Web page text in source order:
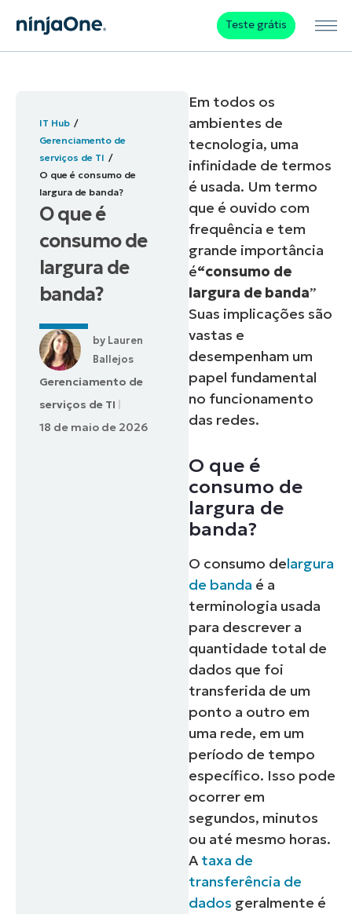
Teste grátis
IT Hub
Gerenciamento de
serviços de TI
O que é consumo de
largura de banda?
O que é
consumo de
largura de
banda?
byLauren
Ballejos
Gerenciamento de
serviços de TI
18 de maio de 2026
Em todos os
ambientes de
tecnologia, uma
infinidade de termos
é usada. Um termo
que é ouvido com
frequência e tem
grande importância
é“consumo de
largura de banda”
Suas implicações são
vastas e
desempenham um
papel fundamental
no funcionamento
das redes.
O que é
consumo de
largura de
banda?
O consumo delargura
de banda é a
terminologia usada
para descrever a
quantidade total de
dados que foi
transferida de um
ponto a outro em
uma rede, em um
período de tempo
específico. Isso pode
ocorrer em
segundos, minutos
ou até mesmo horas.
A taxa de
transferência de
dados geralmente é